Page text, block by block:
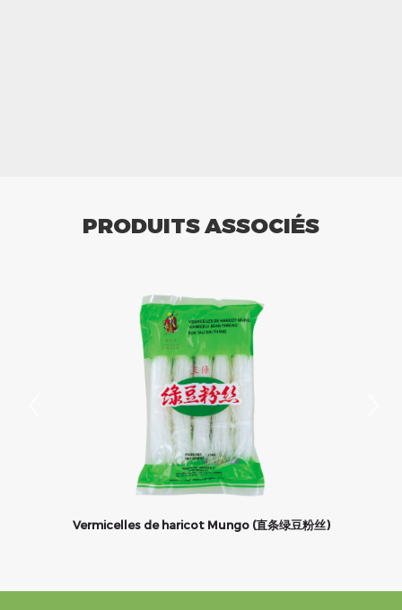
PRODUITS ASSOCIÉS
Vermicelles de haricot Mungo (直条绿豆粉丝)